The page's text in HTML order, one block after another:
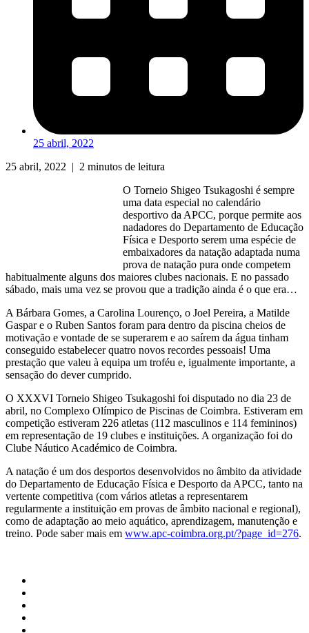
25 abril, 2022
25 abril, 2022 | 2 minutos de leitura
O Torneio Shigeo Tsukagoshi é sempre
uma data especial no calendário
desportivo da APCC, porque permite aos
nadadores do Departamento de Educação
Física e Desporto serem uma espécie de
embaixadores da natação adaptada numa
prova de natação pura onde competem
habitualmente alguns dos maiores clubes nacionais. E no passado
sábado, mais uma vez se provou que a tradição ainda é o que era…
A Bárbara Gomes, a Carolina Lourenço, o Joel Pereira, a Matilde
Gaspar e o Ruben Santos foram para dentro da piscina cheios de
motivação e vontade de se superarem e ao saírem da água tinham
conseguido estabelecer quatro novos recordes pessoais! Uma
prestação que valeu à equipa um troféu e, igualmente importante, a
sensação do dever cumprido.
O XXXVI Torneio Shigeo Tsukagoshi foi disputado no dia 23 de
abril, no Complexo Olímpico de Piscinas de Coimbra. Estiveram em
competição estiveram 226 atletas (112 masculinos e 114 femininos)
em representação de 19 clubes e instituições. A organização foi do
Clube Náutico Académico de Coimbra.
A natação é um dos desportos desenvolvidos no âmbito da atividade
do Departamento de Educação Física e Desporto da APCC, tanto na
vertente competitiva (com vários atletas a representarem
regularmente a instituição em provas de âmbito nacional e regional),
como de adaptação ao meio aquático, aprendizagem, manutenção e
treino. Pode saber mais em www.apc-coimbra.org.pt/?page_id=276.